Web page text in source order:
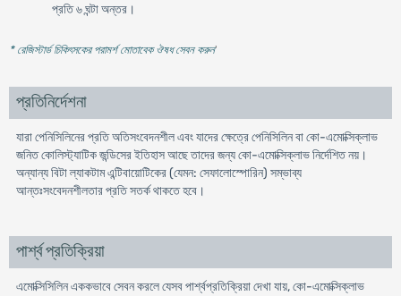
প্রতি ৬ ঘন্টা অন্তর।
* রেজিস্টার্ড চিকিৎসকের পরামর্শ মোতাবেক ঔষধ সেবন করুন'
প্রতিনির্দেশনা
যারা পেনিসিলিনের প্রতি অতিসংবেদনশীল এবং যাদের ক্ষেত্রে পেনিসিলিন বা কো-এমোক্সিক্লাভ
জনিত কোলিস্ট্যাটিক জন্ডিসের ইতিহাস আছে তাদের জন্য কো-এমোক্সিক্লাভ নির্দেশিত নয়।
অন্যান্য বিটা ল্যাকটাম এন্টিবায়োটিকের (যেমন: সেফালোস্পোরিন) সম্ভাব্য
আন্তঃসংবেদনশীলতার প্রতি সতর্ক থাকতে হবে।
পার্শ্ব প্রতিক্রিয়া
এমোক্সিসিলিন এককভাবে সেবন করলে যেসব পার্শ্বপ্রতিক্রিয়া দেখা যায়, কো-এমোক্সিক্লাভ